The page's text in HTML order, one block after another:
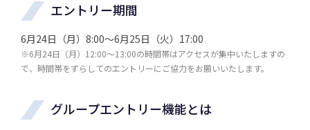
エントリー期間
6月24日（月）8:00～6月25日（火）17:00
※6月24日（月）12:00～13:00の時間帯はアクセスが集中いたしますの
で、時間帯をずらしてのエントリーにご協力をお願いいたします。
グループエントリー機能とは